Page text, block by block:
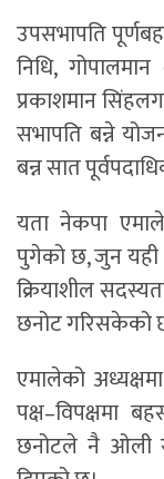
उपसभापति
निधि,
प्रकाशमान
सभापति बन्ने
बन्न सात
यता नेकपा
पुगेको छ, जुन यही
क्रियाशील
छनोट गरिसकेको
एमालेको
पक्ष–विपक्षमा
छनोटले नै ओली र